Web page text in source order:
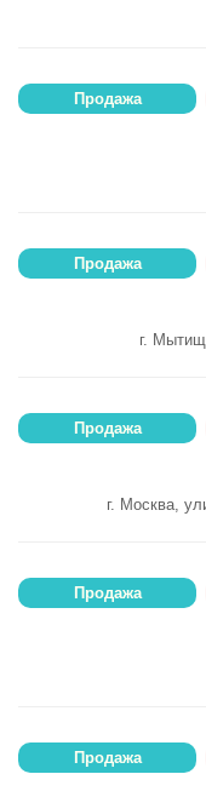
Продажа
Продажа
г.
Продажа
г. Москва,
Продажа
Продажа